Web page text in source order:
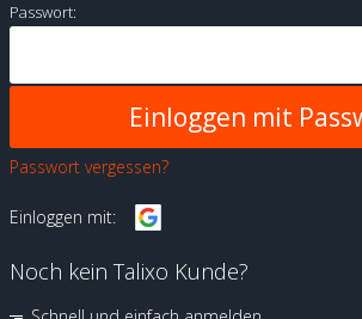
Passwort:
Passwort vergessen?
Einloggen mit:
Noch kein Talixo Kunde?